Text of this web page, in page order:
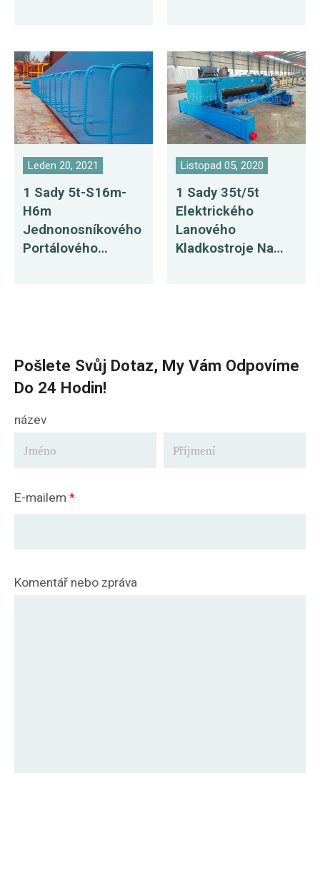
Leden 20, 2021
1 Sady 5t-S16m-
H6m
Jednonosníkového
Portálového
Listopad 05, 2020
1 Sady 35t/5t
Elektrického
Lanového
Kladkostroje Na
Pošlete Svůj Dotaz, My Vám Odpovíme
Do 24 Hodin!
název
E-mailem *
Komentář nebo zpráva